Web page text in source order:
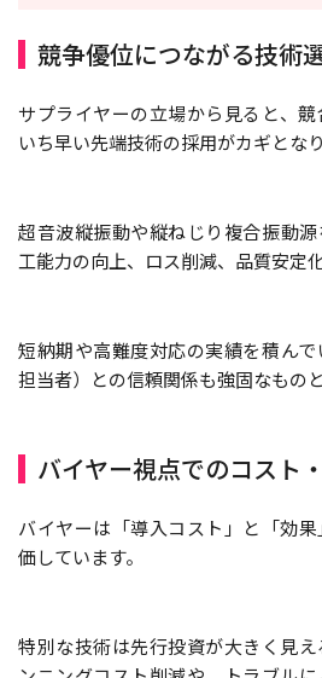
競争優位につながる技術
サプライヤーの立場から見ると、競
いち早い先端技術の採用がカギとなり
超音波縦振動や縦ねじり複合振動
工能力の向上、ロス削減、品質安定
短納期や高難度対応の実績を積ん
担当者）との信頼関係も強固なもの
バイヤー視点でのコスト
バイヤーは「導入コスト」と「効
価しています。
特別な技術は先行投資が大きく見